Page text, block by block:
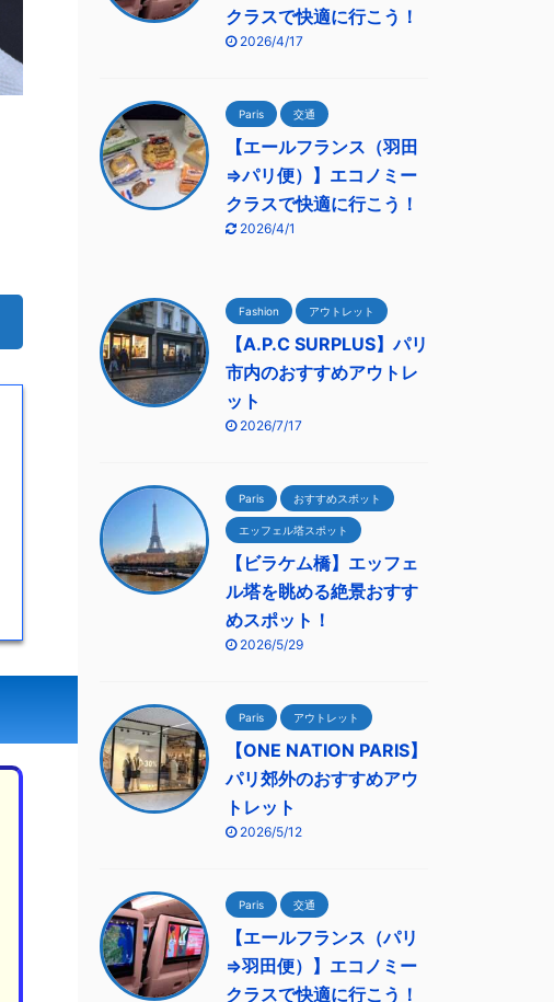
クラスで快適に行こう！
2026/4/17
Paris 交通
【エールフランス（羽田
⇒パリ便）】エコノミー
クラスで快適に行こう！
2026/4/1
Fashion アウトレット
【A.P.C SURPLUS】パリ
市内のおすすめアウトレ
ット
2026/7/17
Paris おすすめスポット
エッフェル塔スポット
【ビラケム橋】エッフェ
ル塔を眺める絶景おすす
めスポット！
2026/5/29
Paris アウトレット
【ONE NATION PARIS】
パリ郊外のおすすめアウ
トレット
2026/5/12
Paris 交通
【エールフランス（パリ
⇒羽田便）】エコノミー
クラスで快適に行こう！